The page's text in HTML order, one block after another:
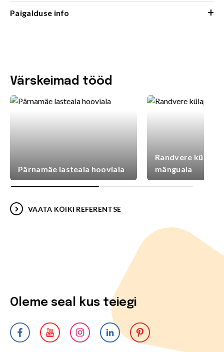
Paigalduse info +
Värskeimad tööd
Pärnamäe lasteaia hooviala
Randvere
mänguala
VAATA KÕIKI REFERENTSE
Oleme seal kus teiegi